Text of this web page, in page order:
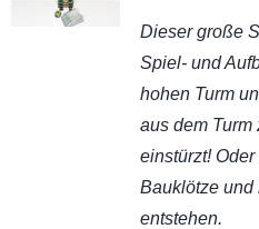
Dieser große
Spiel- und
hohen Turm
aus dem Turm
einstürzt!
Bauklötze und
entstehen.